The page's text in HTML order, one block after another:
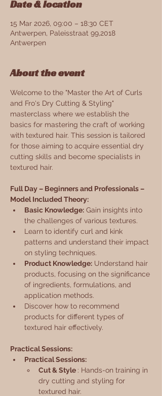
Date & location
15 Mar 2026, 09:00 – 18:30 CET
Antwerpen, Paleisstraat 99,2018
Antwerpen
About the event
Welcome to the "Master the Art of Curls
and Fro's Dry Cutting & Styling"
masterclass where we establish the
basics for mastering the craft of working
with textured hair. This session is tailored
for those aiming to acquire essential dry
cutting skills and become specialists in
textured hair.
Full Day – Beginners and Professionals –
Model Included Theory:
Basic Knowledge: Gain insights into
the challenges of various textures.
Learn to identify curl and kink
patterns and understand their impact
on styling techniques.
Product Knowledge: Understand hair
products, focusing on the significance
of ingredients, formulations, and
application methods.
Discover how to recommend
products for different types of
textured hair effectively.
Practical Sessions:
Practical Sessions:
Cut & Style : Hands-on training in
dry cutting and styling for
textured hair.